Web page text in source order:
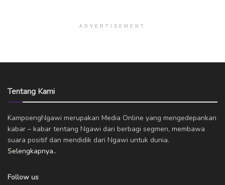
ADVERTISEMENT
Tentang Kami
KampoengNgawi merupakan Media Online yang mengedepankan
kabar – kabar tentang Ngawi dari berbagi segmen, membawa
suara positif dan mendidik dari Ngawi untuk dunia.
Selengkapnya..
Follow us